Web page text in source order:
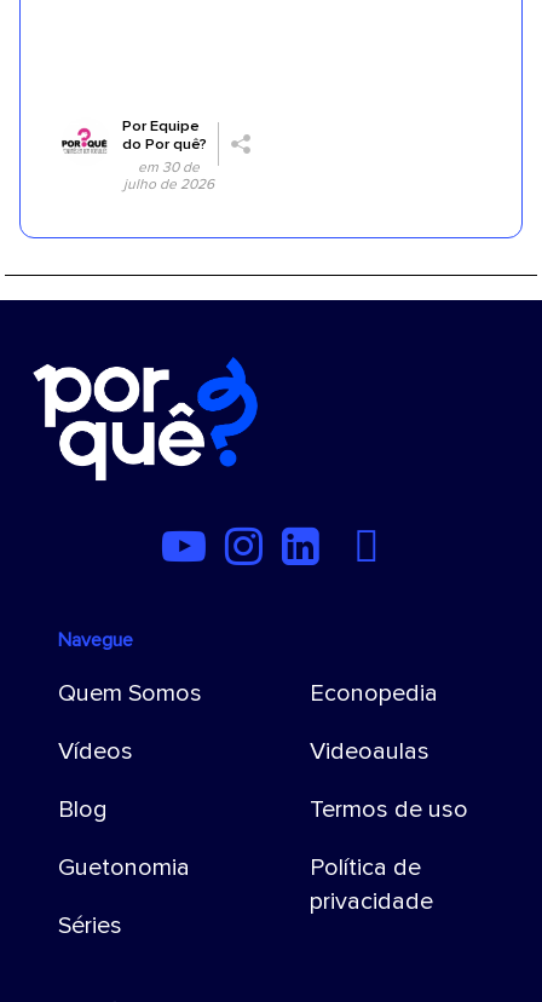
PorEquipe
do Por quê?
em 30 de
julho de 2026
Navegue
Quem Somos
Vídeos
Blog
Guetonomia
Séries
Econopedia
Videoaulas
Termos de uso
Política de
privacidade